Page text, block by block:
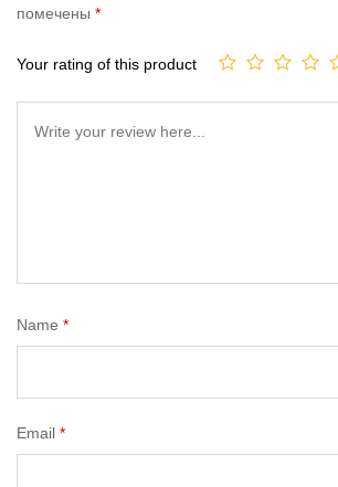
помечены *
Your rating of this product
Name *
Email *